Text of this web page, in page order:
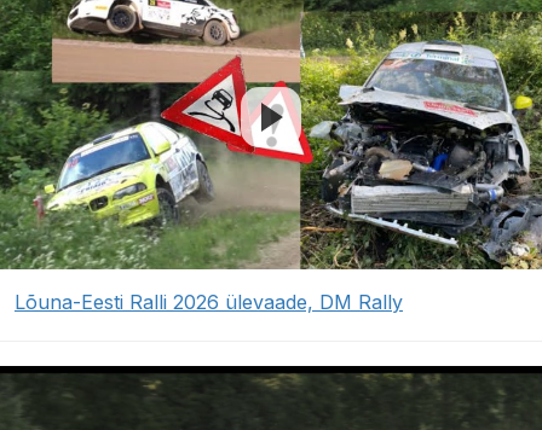
Lõuna-Eesti Ralli 2026 ülevaade, DM Rally